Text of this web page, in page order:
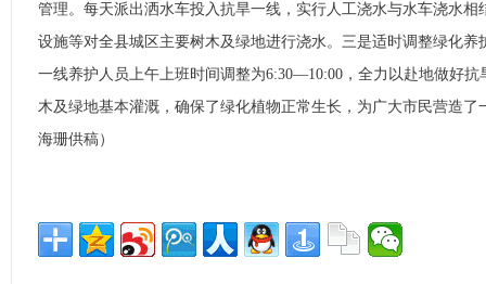
管理。每天派出洒水车投入抗旱一线，实行人工浇水与水车浇水相
设施等对全县城区主要树木及绿地进行浇水。三是适时调整绿化养
一线养护人员上午上班时间调整为6:30—10:00，全力以赴地做好
木及绿地基本灌溉，确保了绿化植物正常生长，为广大市民营造了
海珊供稿）